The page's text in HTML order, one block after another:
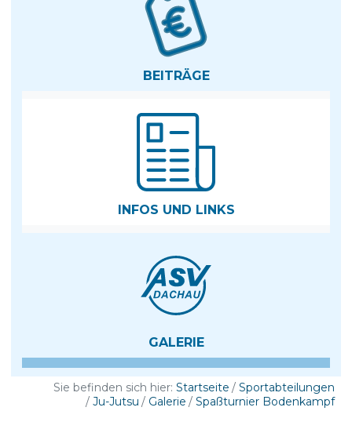
BEITRÄGE
INFOS UND LINKS
GALERIE
Sie befinden sich hier:Startseite
Sportabteilungen
Ju-Jutsu
Galerie Spaßturnier Bodenkampf